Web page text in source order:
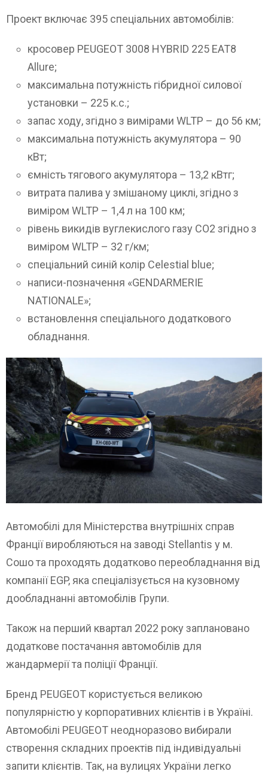
Проект включає 395 спеціальних автомобілів:
кросовер PEUGEOT 3008 HYBRID 225 EAT8
Allure;
максимальна потужність гібридної силової
установки – 225 к.с.;
запас ходу, згідно з вимірами WLTP – до 56 км;
максимальна потужність акумулятора – 90
кВт;
ємність тягового акумулятора – 13,2 кВтг;
витрата палива у змішаному циклі, згідно з
виміром WLTP – 1,4 л на 100 км;
рівень викидів вуглекислого газу СО2 згідно з
виміром WLTP – 32 г/км;
спеціальний синій колір Celestial blue;
написи-позначення «GENDARMERIE
NATIONALE»;
встановлення спеціального додаткового
обладнання.
Автомобілі для Міністерства внутрішніх справ
Франції виробляються на заводі Stellantis у м.
Сошо та проходять додатково переобладнання від
компанії EGP, яка спеціалізується на кузовному
дообладнанні автомобілів Групи.
Також на перший квартал 2022 року заплановано
додаткове постачання автомобілів для
жандармерії та поліції Франції.
Бренд PEUGEOT користується великою
популярністю у корпоративних клієнтів і в Україні.
Автомобілі PEUGEOT неодноразово вибирали
створення складних проектів під індивідуальні
запити клієнтів. Так, на вулицях України легко